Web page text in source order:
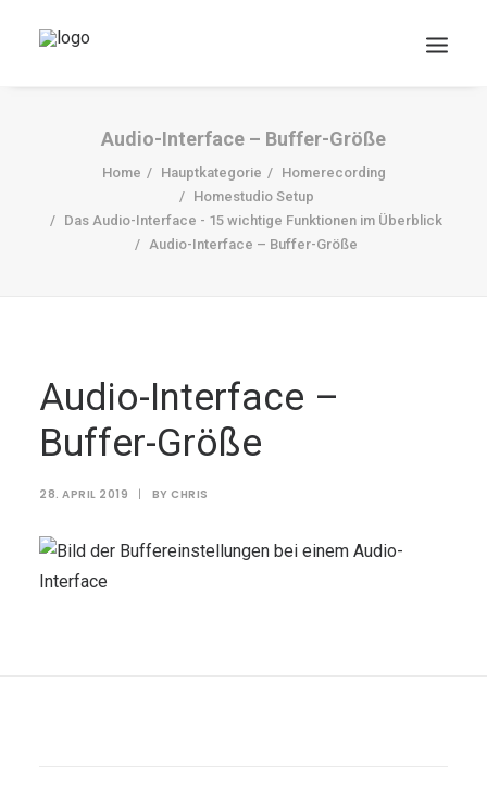
Cart
Audio-Interface – Buffer-Größe
Home Hauptkategorie
Homerecording
Homestudio Setup
Das Audio-Interface - 15 wichtige Funktionen im Überblick
Audio-Interface – Buffer-Größe
Audio-Interface –
Buffer-Größe
28. APRIL 2019 | BY CHRIS